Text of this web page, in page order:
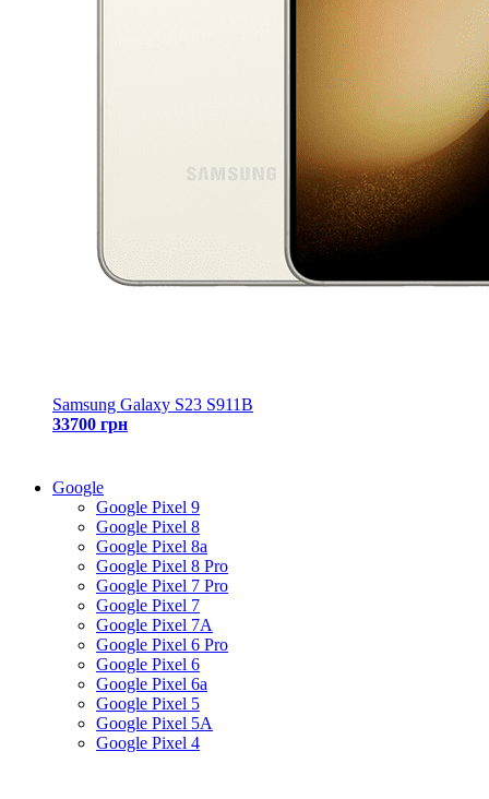
Samsung Galaxy S23 S911B
33700 грн
Google
Google Pixel 9
Google Pixel 8
Google Pixel 8a
Google Pixel 8 Pro
Google Pixel 7 Pro
Google Pixel 7
Google Pixel 7A
Google Pixel 6 Pro
Google Pixel 6
Google Pixel 6a
Google Pixel 5
Google Pixel 5A
Google Pixel 4